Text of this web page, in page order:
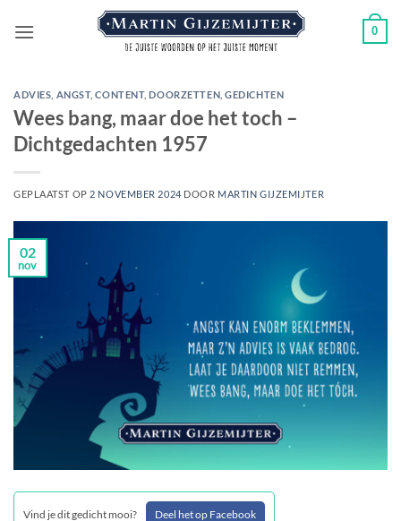
naar
0
ADVIES ANGST,CONTENT,DOORZETTEN ,GEDICHTEN
Wees bang, maar doe het toch –
Dichtgedachten 1957
GEPLAATST OP 2 NOVEMBER 2024 DOOR MARTIN GIJZEMIJTER
02
nov
Vind je dit gedicht mooi? Deel het op Facebook